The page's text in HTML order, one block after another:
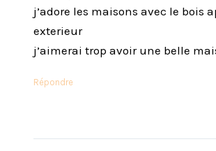
j’adore les maisons avec le bois
exterieur
j’aimerai trop avoir une belle
Répondre